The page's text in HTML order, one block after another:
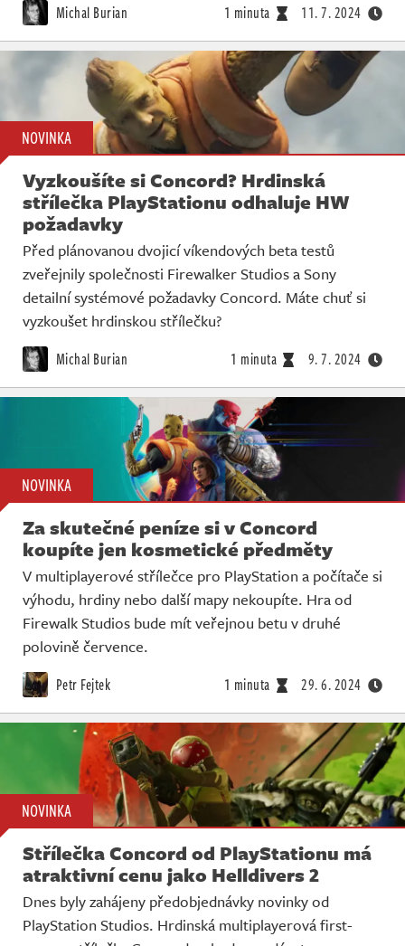
Michal Burian 1 minuta 11. 7. 2024
NOVINKA
Vyzkoušíte si Concord? Hrdinská
střílečka PlayStationu odhaluje HW
požadavky
Před plánovanou dvojicí víkendových beta testů
zveřejnily společnosti Firewalker Studios a Sony
detailní systémové požadavky Concord. Máte chuť si
vyzkoušet hrdinskou střílečku?
Michal Burian 1 minuta 9. 7. 2024
NOVINKA
Za skutečné peníze si v Concord
koupíte jen kosmetické předměty
V multiplayerové střílečce pro PlayStation a počítače si
výhodu, hrdiny nebo další mapy nekoupíte. Hra od
Firewalk Studios bude mít veřejnou betu v druhé
polovině července.
Petr Fejtek 1 minuta 29. 6. 2024
NOVINKA
Střílečka Concord od PlayStationu má
atraktivní cenu jako Helldivers 2
Dnes byly zahájeny předobjednávky novinky od
PlayStation Studios. Hrdinská multiplayerová first-